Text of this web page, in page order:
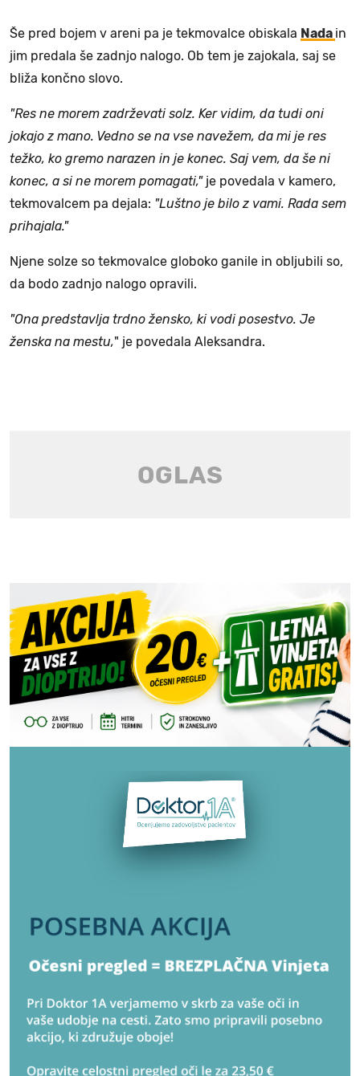
Še pred bojem v areni pa je tekmovalce obiskala Nada in
jim predala še zadnjo nalogo. Ob tem je zajokala, saj se
bliža končno slovo.
"Res ne morem zadrževati solz. Ker vidim, da tudi oni
jokajo z mano. Vedno se na vse navežem, da mi je res
težko, ko gremo narazen in je konec. Saj vem, da še ni
konec, a si ne morem pomagati,"je povedala v kamero,
tekmovalcem pa dejala: "Luštno je bilo z vami. Rada sem
prihajala."
Njene solze so tekmovalce globoko ganile in obljubili so,
da bodo zadnjo nalogo opravili.
"Ona predstavlja trdno žensko, ki vodi posestvo. Je
ženska na mestu," je povedala Aleksandra.